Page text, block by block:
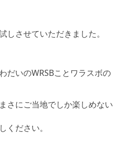
しさせていただきました。
だいのWRSBことワラスボの
さにご当地でしか楽しめない
ください。